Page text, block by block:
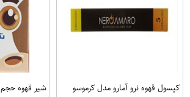
کپسول قهوه نرو آمارو مدل کرموسو
شیر قهوه حجم 0.2 لیتربرندسحر